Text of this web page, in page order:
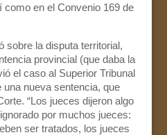
en el Convenio 169 de
sobre la disputa territorial,
provincial (que daba la
el caso al Superior Tribunal
nueva sentencia, que
“Los jueces dijeron algo
por muchos jueces:
ser tratados, los jueces